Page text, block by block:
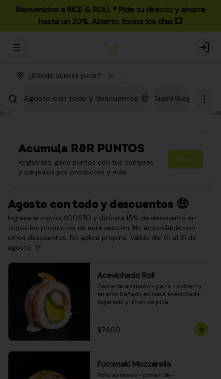
Bienvenidos a RICE & ROLL ®️ Pide tu directo y ahorra
hasta un 20%. Abierto todos los días 💥
Abrir menu de navegación Login
¿Dónde quieres pedir?
Agosto con todo y descuentos 🤑 Sushi Burgers
Acumula R&R PUNTOS
Regístrate, gana puntos con tus compras
y canjealos por productos y más
Únete
Agosto con todo y descuentos 🤑
Ingresa el cupón AGOSTO y disfruta 15% de descuento en
todos los productos de esta sección. No acumulable con
otros descuentos. No aplica propina. Válido del 01 al 31 de
agosto. 🎊
Acevichado Roll
Camarón apanado - palta - cubierto
en atún bañado en salsa acevichada,
togarashi y limón de pica
$7.600
Futomaki Mozzarella
Pollo apanado - pimentón -